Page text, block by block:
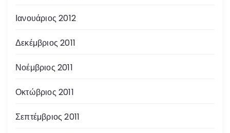
Ιανουάριος 2012
Δεκέμβριος 2011
Νοέμβριος 2011
Οκτώβριος 2011
Σεπτέμβριος 2011